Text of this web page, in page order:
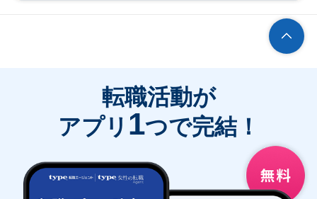
転職活動が
アプリ 1つで完結！